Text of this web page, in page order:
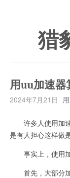
猎
用uu加速器
2024年7月21日
许多人使用加速
是有人担心这样做
事实上，使用加
首先，大部分加